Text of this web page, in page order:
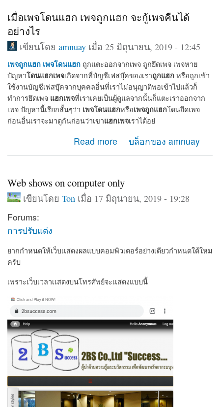
เมื่อเพจโดนแฮก เพจถูกแฮก จะกู้เพจคืนได้
อย่างไร
เขียนโดย amnuay เมื่อ 25 มิถุนายน, 2019 - 12:45
เพจถูกแฮก เพจโดนแฮก ถูกแตะออกจากเพจ ถูกยึดเพจ เพจหาย
ปัญหาโดนแฮกเพจเกิดจากที่บัญชีเฟสบุ๊คของเราถูกแฮก หรือถูกเข้า
ใช้งานบัญชีเฟสบุ๊คจากบุคคลอื่นที่เราไม่อนุญาติพอเข้าไปแล้วก็
ทำการยึดเพจ แฮกเพจที่เราเคยเป็นผู้ดูแลจากนั้นก็แตะเราออกจาก
เพจ ปัญหานี้เรียกสั้นๆว่า เพจโดนแฮกหรือเพจถูกแฮกโดนยึดเพจ
ก่อนอื่นเราจะมาดูกันก่อนว่าเขาแฮกเพจเราได้อย่
Read more
about เมื่อเพจโดนแฮก เพจถูกแฮก จะกู้เพจคืนได้อย่างไร
บล็อกของ amnuay
Web shows on computer only
เขียนโดย Ton เมื่อ 17 มิถุนายน, 2019 - 19:28
Forums:
การปรับแต่ง
ยากกำหนดให้เว็บเเสดงผลแบบคอมพิวเตอร์อย่างเดียวกำหนดใด้ใหม
ครับ
เพราะเว็บเวลาเเสดงบนโทรศัพย์จะเเสดงแบบนี้